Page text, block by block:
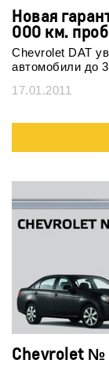
Новая
000 км.
Chevrolet DAT
автомобили до
17.01.2011
Chevrolet №